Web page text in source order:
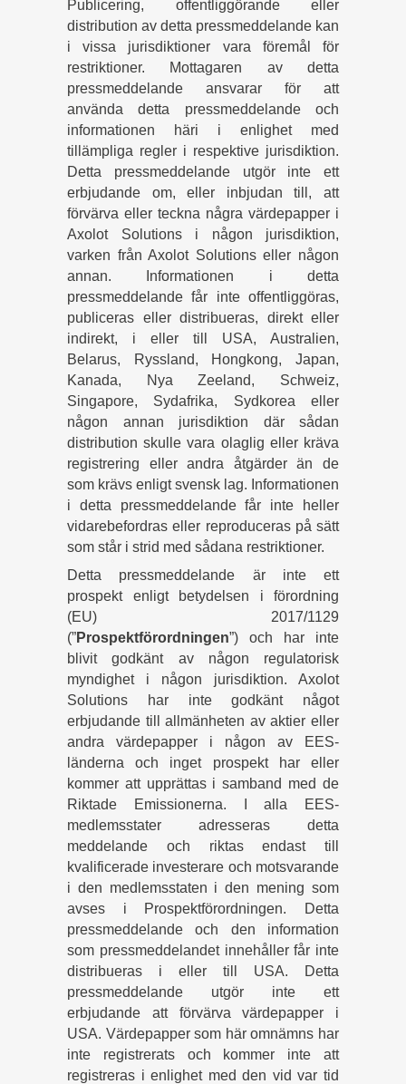
Publicering, offentliggörande eller
distribution av detta pressmeddelande kan
i vissa jurisdiktioner vara föremål för
restriktioner. Mottagaren av detta
pressmeddelande ansvarar för att
använda detta pressmeddelande och
informationen häri i enlighet med
tillämpliga regler i respektive jurisdiktion.
Detta pressmeddelande utgör inte ett
erbjudande om, eller inbjudan till, att
förvärva eller teckna några värdepapper i
Axolot Solutions i någon jurisdiktion,
varken från Axolot Solutions eller någon
annan. Informationen i detta
pressmeddelande får inte offentliggöras,
publiceras eller distribueras, direkt eller
indirekt, i eller till USA, Australien,
Belarus, Ryssland, Hongkong, Japan,
Kanada, Nya Zeeland, Schweiz,
Singapore, Sydafrika, Sydkorea eller
någon annan jurisdiktion där sådan
distribution skulle vara olaglig eller kräva
registrering eller andra åtgärder än de
som krävs enligt svensk lag. Informationen
i detta pressmeddelande får inte heller
vidarebefordras eller reproduceras på sätt
som står i strid med sådana restriktioner.
Detta pressmeddelande är inte ett
prospekt enligt betydelsen i förordning
(EU) 2017/1129
(”Prospektförordningen”) och har inte
blivit godkänt av någon regulatorisk
myndighet i någon jurisdiktion. Axolot
Solutions har inte godkänt något
erbjudande till allmänheten av aktier eller
andra värdepapper i någon av EES-
länderna och inget prospekt har eller
kommer att upprättas i samband med de
Riktade Emissionerna. I alla EES-
medlemsstater adresseras detta
meddelande och riktas endast till
kvalificerade investerare och motsvarande
i den medlemsstaten i den mening som
avses i Prospektförordningen. Detta
pressmeddelande och den information
som pressmeddelandet innehåller får inte
distribueras i eller till USA. Detta
pressmeddelande utgör inte ett
erbjudande att förvärva värdepapper i
USA. Värdepapper som här omnämns har
inte registrerats och kommer inte att
registreras i enlighet med den vid var tid